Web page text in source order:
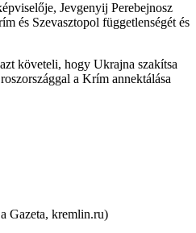
Jevgenyij Perebejnosz
és Szevasztopol függetlenségét és
követeli, hogy Ukrajna szakítsa
a Krím annektálása
Gazeta, kremlin.ru)